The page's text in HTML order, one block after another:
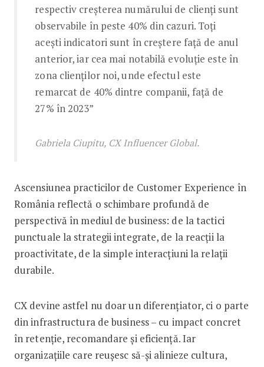
respectiv creșterea numărului de clienți sunt
observabile în peste 40% din cazuri. Toți
acești indicatori sunt în creștere față de anul
anterior, iar cea mai notabilă evoluție este în
zona clienților noi, unde efectul este
remarcat de 40% dintre companii, față de
27% în 2023”
Gabriela Ciupitu, CX Influencer Global.
Ascensiunea practicilor de Customer Experience în
România reflectă o schimbare profundă de
perspectivă în mediul de business: de la tactici
punctuale la strategii integrate, de la reacții la
proactivitate, de la simple interacțiuni la relații
durabile.
CX devine astfel nu doar un diferențiator, ci o parte
din infrastructura de business – cu impact concret
în retenție, recomandare și eficiență. Iar
organizațiile care reușesc să-și alinieze cultura,